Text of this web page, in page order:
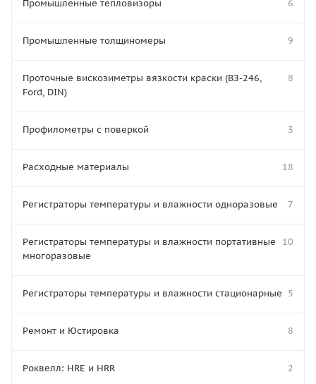
Промышленные тепловизоры 6
Промышленные толщиномеры 9
Проточные вискозиметры вязкости краски (ВЗ-246,
Ford, DIN)
8
Профилометры с поверкой 3
Расходные материалы 18
Регистраторы температуры и влажности одноразовые 7
Регистраторы температуры и влажности портативные
многоразовые
10
Регистраторы температуры и влажности стационарные 5
Ремонт и Юстировка 8
Роквелл: HRE и HRR 2